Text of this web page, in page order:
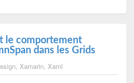
le comportement
dans les Grids
, Xamarin, Xaml